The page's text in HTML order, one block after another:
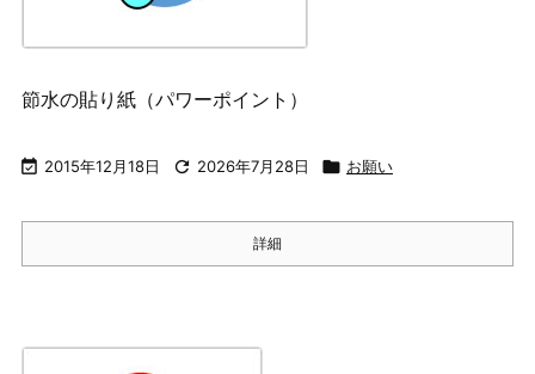
節水の貼り紙（パワーポイント）
 2015年12月18日  2026年7月28日  お願い
詳細